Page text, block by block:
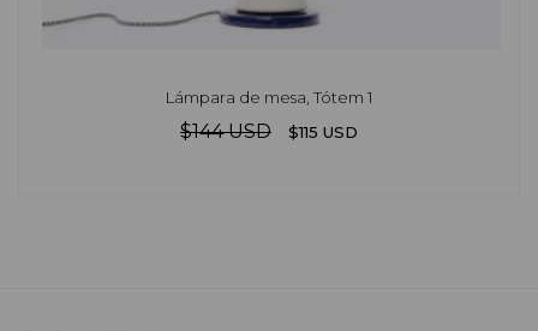
Lámpara de mesa, Tótem 1
$144 USD $115 USD